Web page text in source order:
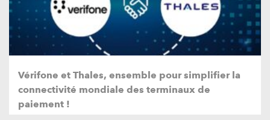
Vérifone et Thales, ensemble pour simplifier la
connectivité mondiale des terminaux de
paiement !